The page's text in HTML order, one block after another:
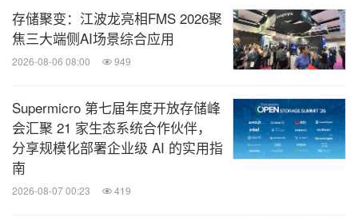
存储聚变：江波龙亮相FMS 2026聚
焦三大端侧AI场景综合应用
2026-08-06 08:00 949
Supermicro 第七届年度开放存储峰
会汇聚 21 家生态系统合作伙伴，
分享规模化部署企业级 AI 的实用指
南
2026-08-07 00:23 419